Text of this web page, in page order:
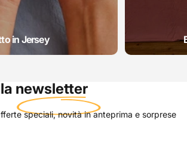
in Jersey
newsletter
speciali, novità in anteprima e sorprese